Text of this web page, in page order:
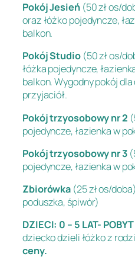
Pokój Jesień(50 zł os/
oraz łóżko pojedyncze,
balkon.
Pokój Studio (50 zł os/
łóżka pojedyncze,
balkon. Wygodny pokój
przyjaciół.
Pokój trzyosobowy nr 2
pojedyncze, łazienka w
Pokój trzyosobowy nr 3
pojedyncze, łazienka w
Zbiorówka (25 zł os/
poduszka, śpiwór)
DZIECI: 0 – 5 LAT-
dziecko dzieli łóżko z
ceny.